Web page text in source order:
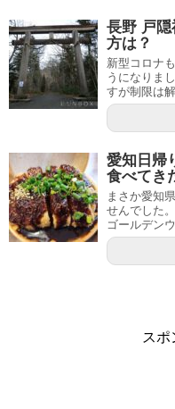
長野 戸隠
方は？
新型コロナ
うになりま
すが制限は
愛知日帰
食べてき
まさか愛知
せんでした
ゴールデン
スポ